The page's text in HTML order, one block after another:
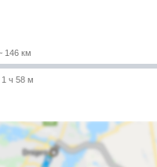
146 км
1 ч 58 м